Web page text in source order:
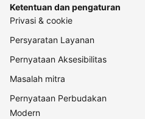
Ketentuan dan pengaturan
Privasi & cookie
Persyaratan Layanan
Pernyataan Aksesibilitas
Masalah mitra
Pernyataan Perbudakan
Modern